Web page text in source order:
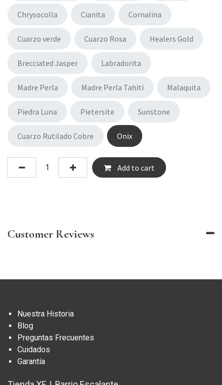
Chrysocolla Cianita Cornalina
Cuarzo verde Cuarzo Rosa Healers Gold
Brecciated Jasper Labradorita
Madre Perla Madre Perla Tahiti Malaquita
Piedra Luna Pietersite Sunstone
Cuarzo Rutilado Cobre Onix
Add to cart
Customer Reviews
Nuestra Historia
Blog
Preguntas Frecuentes
Cuidados
Garantía